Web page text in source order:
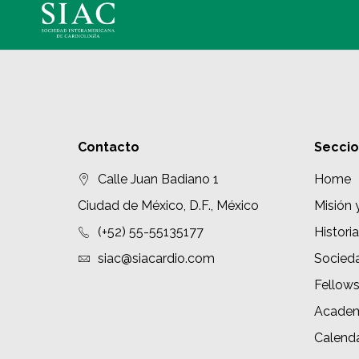
Contacto
Calle Juan Badiano 1
Ciudad de México, D.F., México
(+52) 55-55135177
siac@siacardio.com
Home
Misión
Historia
Fellows